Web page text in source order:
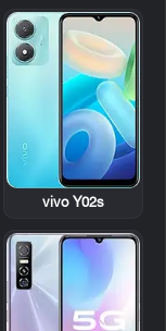
vivo Y02s